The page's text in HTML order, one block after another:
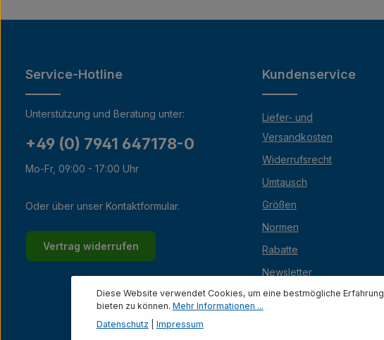
Service-Hotline
Unterstützung und Beratung unter:
+49 (0) 7941 647178-0
Mo-Fr, 09:00 - 17:00 Uhr
Oder über unser Kontaktformular.
Vertrag widerrufen
Kundenservice
Liefer- und
Versandkosten
Widerrufsrecht
Umtausch
Größen
Normen
Rabatte
Newsletter
Lexikon
Diese Website verwendet Cookies, um eine bestmögliche Erfahrung
bieten zu können. Mehr Informationen ...
Datenschutz
Impressum